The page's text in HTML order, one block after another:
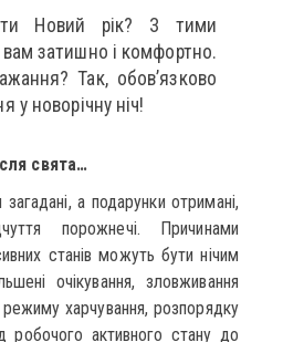
Новий рік? З тими
затишно і комфортно.
Так, обов’язково
у новорічну ніч!
свята…
а подарунки отримані,
порожнечі. Причинами
станів можуть бути нічим
очікування, зловживання
харчування, розпорядку
робочого активного стану до